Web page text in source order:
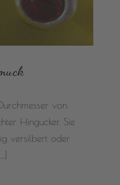
von
Hingucker. Sie
versilbert oder